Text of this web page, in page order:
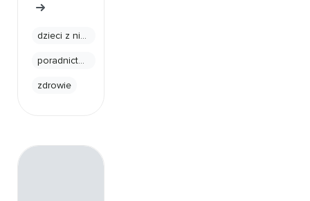
dzieci z niepełnosprawnościami
poradnictwo
zdrowie